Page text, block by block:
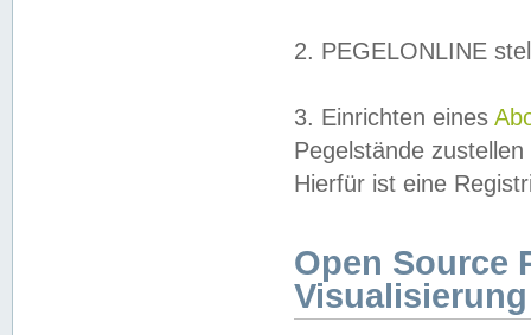
2. PEGELONLINE
3. Einrichten eines
Pegelstände
Hierfür ist eine
Open Source
Visualisierung